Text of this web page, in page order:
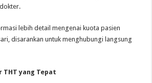
lebih detail mengenai kuota pasien
disarankan untuk menghubungi langsung
yang Tepat